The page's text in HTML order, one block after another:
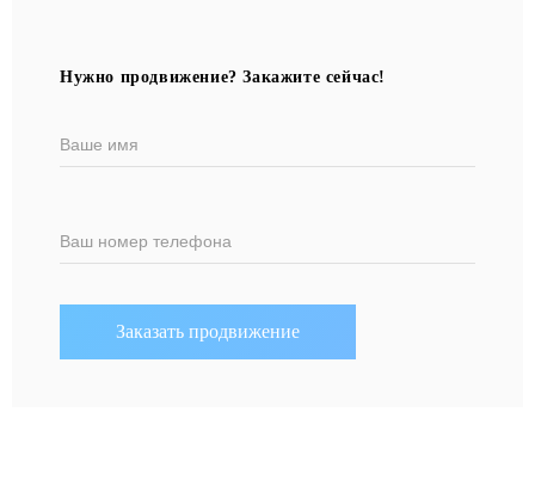
Нужно продвижение? Закажите сейчас!
Ваше имя
Ваш номер телефона